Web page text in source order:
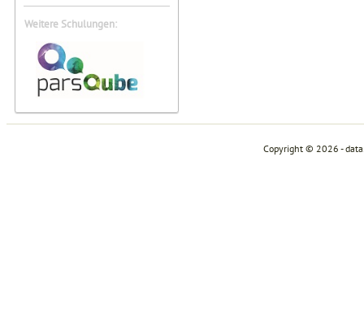
Weitere Schulungen:
Copyright © 2026 -